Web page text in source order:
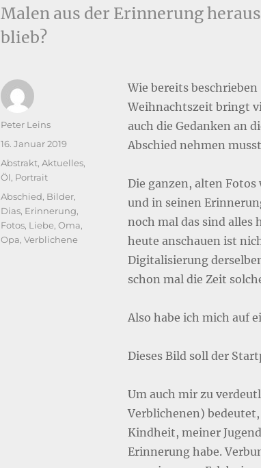
Malen aus der Erinnerung
blieb?
Wie bereits
Weihnachtszeit bringt
auch die Gedanken an
Abschied nehmen
Die ganzen, alten
und in seinen
noch mal das sind alles
heute anschauen ist
Digitalisierung
schon mal die Zeit
Also habe ich mich auf
Dieses Bild soll der
Um auch mir zu
Verblichenen)
Kindheit, meiner
Erinnerung habe.
Autor
Peter Leins
Veröffentlicht
am
16. Januar 2019
Kategorien
Abstrakt, Aktuelles,
Öl, Portrait
Schlagwörter
Abschied, Bilder,
Dias, Erinnerung,
Fotos, Liebe, Oma,
Opa, Verblichene